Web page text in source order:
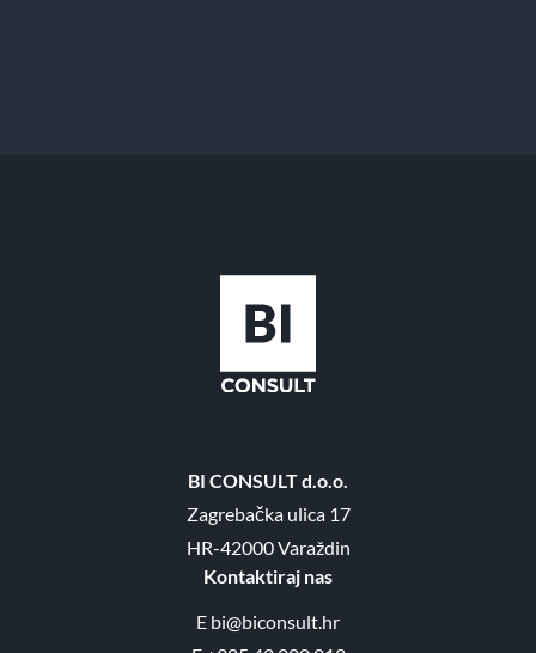
BI CONSULT d.o.o.
Zagrebačka ulica 17
HR-42000 Varaždin
Kontaktiraj nas
E bi@biconsult.hr